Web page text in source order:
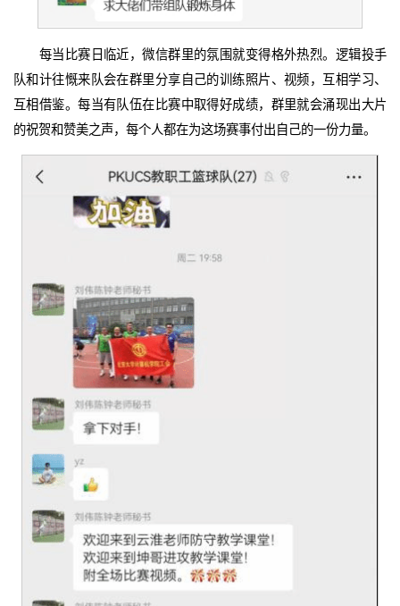
每当比赛日临近，微信群里的氛围就变得格外热烈。逻辑投手
队和计往慨来队会在群里分享自己的训练照片、视频，互相学习、
互相借鉴。每当有队伍在比赛中取得好成绩，群里就会涌现出大片
的祝贺和赞美之声，每个人都在为这场赛事付出自己的一份力量。